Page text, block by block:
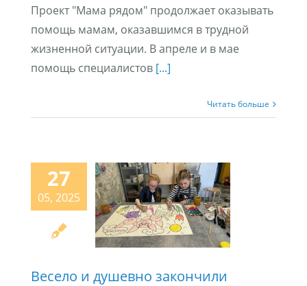
Проект "Мама рядом" продолжает оказывать
помощь мамам, оказавшимся в трудной
жизненной ситуации. В апреле и в мае
помощь специалистов[...]
Читать больше
27
05, 2025
Весело и
душевно
закончили
учебный год
ребята из 1 и 2
Весело и душевно закончили